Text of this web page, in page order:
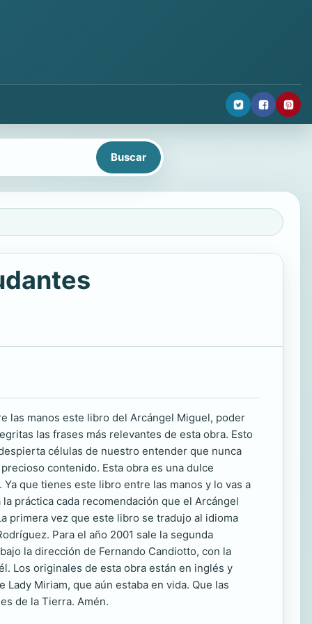
las manos este libro del Arcángel Miguel, poder
las frases más relevantes de esta obra. Esto
células de nuestro entender que nunca
contenido. Esta obra es una dulce
que tienes este libro entre las manos y lo vas a
práctica cada recomendación que el Arcángel
primera vez que este libro se tradujo al idioma
Para el año 2001 sale la segunda
la dirección de Fernando Candiotto, con la
Los originales de esta obra están en inglés y
Miriam, que aún estaba en vida. Que las
de la Tierra. Amén.